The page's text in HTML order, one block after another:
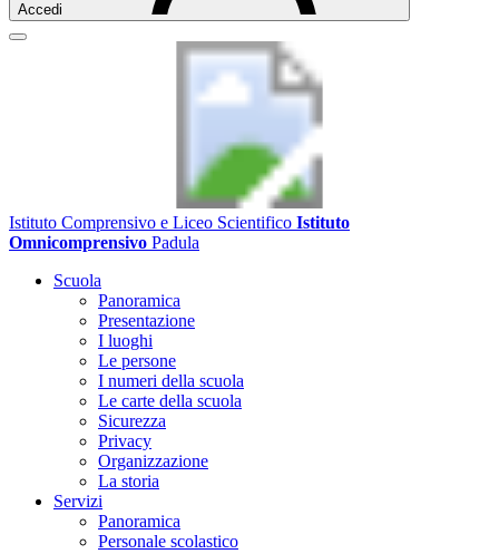
Accedi
Istituto Comprensivo e Liceo Scientifico Istituto
Omnicomprensivo Padula
Scuola
Panoramica
Presentazione
I luoghi
Le persone
I numeri della scuola
Le carte della scuola
Sicurezza
Privacy
Organizzazione
La storia
Servizi
Panoramica
Personale scolastico